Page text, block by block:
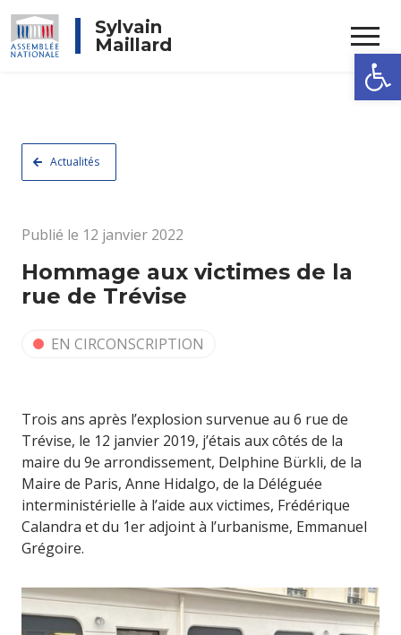
Ouvrir
Sylvain
Maillard
Actualités
Publié le 12 janvier 2022
Hommage aux victimes de la
rue de Trévise
EN CIRCONSCRIPTION
Trois ans après l’explosion survenue au 6 rue de
Trévise, le 12 janvier 2019, j’étais aux côtés de la
maire du 9e arrondissement, Delphine Bürkli, de la
Maire de Paris, Anne Hidalgo, de la Déléguée
interministérielle à l’aide aux victimes, Frédérique
Calandra et du 1er adjoint à l’urbanisme, Emmanuel
Grégoire.